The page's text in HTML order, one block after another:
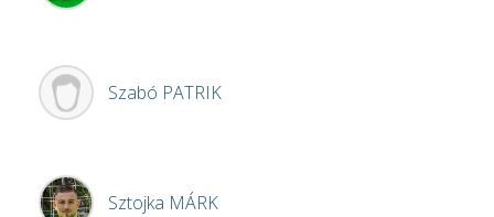
Szabó PATRIK
Sztojka MÁRK